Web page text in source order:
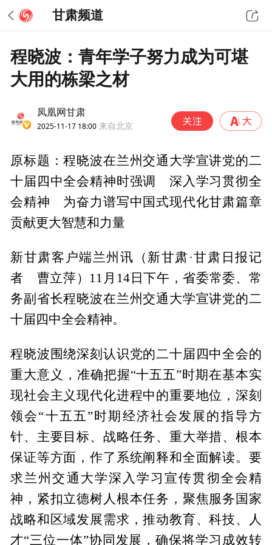
甘肃频道
程晓波：青年学子努力成为可堪
大用的栋梁之材
凤凰网甘肃
2025-11-17 18:00 来自北京
原标题：程晓波在兰州交通大学宣讲党的二
十届四中全会精神时强调 深入学习贯彻全
会精神 为奋力谱写中国式现代化甘肃篇章
贡献更大智慧和力量
新甘肃客户端兰州讯（新甘肃·甘肃日报记
者 曹立萍）11月14日下午，省委常委、常
务副省长程晓波在兰州交通大学宣讲党的二
十届四中全会精神。
程晓波围绕深刻认识党的二十届四中全会的
重大意义，准确把握“十五五”时期在基本实
现社会主义现代化进程中的重要地位，深刻
领会“十五五”时期经济社会发展的指导方
针、主要目标、战略任务、重大举措、根本
保证等方面，作了系统阐释和全面解读。要
求兰州交通大学深入学习宣传贯彻全会精
神，紧扣立德树人根本任务，聚焦服务国家
战略和区域发展需求，推动教育、科技、人
才“三位一体”协同发展，确保将学习成效转